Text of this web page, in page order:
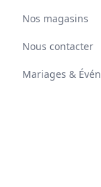
Nos magasins
Nous contacter
Mariages &